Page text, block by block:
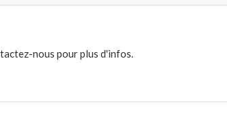
nous pour plus d'infos.